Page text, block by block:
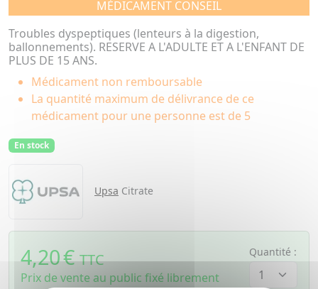
MÉDICAMENT CONSEIL
Troubles dyspeptiques (lenteurs à la digestion,
ballonnements). RESERVE A L'ADULTE ET A L'ENFANT DE
PLUS DE 15 ANS.
Médicament non remboursable
La quantité maximum de délivrance de ce
médicament pour une personne est de 5
En stock
Upsa Citrate
4,20€ TTC
Prix de vente au public fixé librement
Quantité :